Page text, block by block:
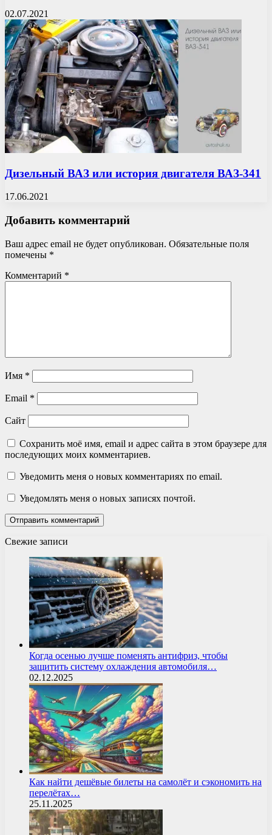
02.07.2021
Дизельный ВАЗ или история двигателя ВАЗ-341
17.06.2021
Добавить комментарий
Ваш адрес email не будет опубликован. Обязательные поля
помечены *
Комментарий *
Имя *
Email *
Сайт
Сохранить моё имя, email и адрес сайта в этом браузере для
последующих моих комментариев.
Уведомить меня о новых комментариях по email.
Уведомлять меня о новых записях почтой.
Свежие записи
Когда осенью лучше поменять антифриз, чтобы
защитить систему охлаждения автомобиля…
02.12.2025
Как найти дешёвые билеты на самолёт и сэкономить на
перелётах…
25.11.2025